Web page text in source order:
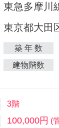
東急多摩川
東京都大田
築 年 数
建物階数
3階
100,000円 (